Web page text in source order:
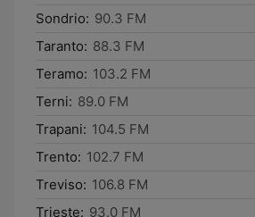
Sondrio: 90.3 FM
Taranto: 88.3 FM
Teramo: 103.2 FM
Terni: 89.0 FM
Trapani: 104.5 FM
Trento: 102.7 FM
Treviso: 106.8 FM
Trieste: 93.0 FM